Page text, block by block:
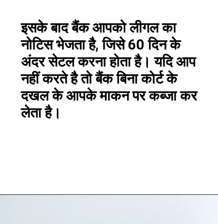
इसके बाद बैंक आपको लीगल का
नोटिस भेजता है, जिसे 60 दिन के
अंदर सेटल करना होता है। यदि आप
नहीं करते है तो बैंक बिना कोर्ट के
दखल के आपके माकन पर कब्जा कर
लेता है।